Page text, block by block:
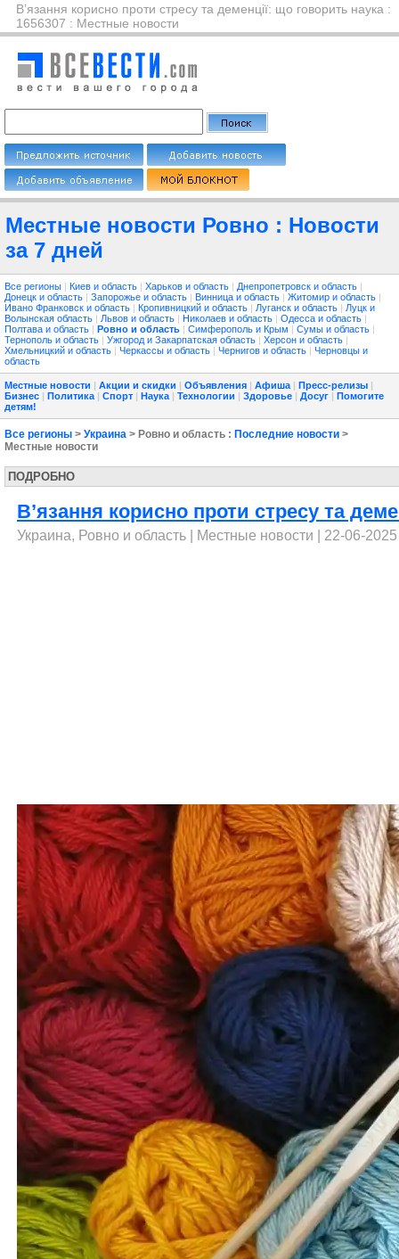
В’язання корисно проти стресу та деменції: що говорить наука :
1656307 : Местные новости
Местные новости Ровно : Новости
за 7 дней
Все регионы | Киев и область | Харьков и область | Днепропетровск и область |
Донецк и область | Запорожье и область | Винница и область | Житомир и область |
Ивано Франковск и область | Кропивницкий и область | Луганск и область | Луцк и
Волынская область | Львов и область | Николаев и область | Одесса и область |
Полтава и область | Ровно и область | Симферополь и Крым | Сумы и область |
Тернополь и область | Ужгород и Закарпатская область | Херсон и область |
Хмельницкий и область | Черкассы и область | Чернигов и область | Черновцы и
область
Местные новости | Акции и скидки | Объявления | Афиша | Пресс-релизы |
Бизнес | Политика | Спорт | Наука | Технологии | Здоровье | Досуг | Помогите
детям!
Все регионы > Украина > Ровно и область : Последние новости >
Местные новости
ПОДРОБНО
В’язання корисно проти стресу та
Украина, Ровно и область Местные новости | 22-06-